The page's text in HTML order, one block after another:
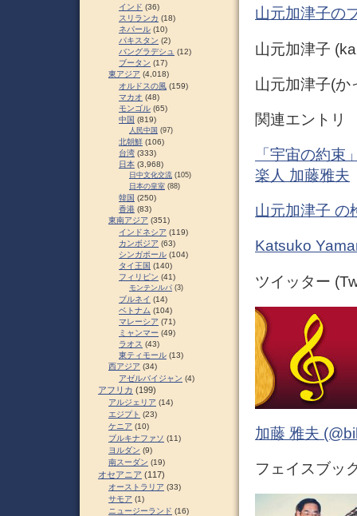
山元加津子の
山元加津子
山元加津子(か
関連エントリ
「宇宙の約
楽人 加藤雅夫
山元加津子 の
Katsuko
ツイッター
加藤 雅夫
フェイスブッ
インド (36)
スリランカ (18)
ネパール (10)
パキスタン (2)
バングラデシュ (12)
ブータン (17)
東アジア (4,018)
オルドスの風 (159)
マカオ (48)
モンゴル (65)
中国 (819)
人民中国 (97)
北朝鮮 (106)
台湾 (333)
日本 (3,968)
日中文化交流 (105)
日本の皇室 (88)
韓国 (250)
香港 (83)
東南アジア (351)
インドネシア (119)
カンボジア (63)
シンガポール (104)
タイ王国 (140)
フィリピン (41)
モンテンルパ (3)
ブルネイ (14)
ベトナム (104)
マレーシア (71)
ミャンマー (49)
ラオス (43)
東ティモール (13)
西アジア (34)
アゼルバイジャン (4)
アフリカ (199)
アルジェリア (14)
エジプト (23)
ケニア (10)
ブルキナファソ (11)
ヨルダン (9)
南スーダン (19)
オセアニア (117)
オーストラリア (33)
サモア (1)
ニュージーランド (16)